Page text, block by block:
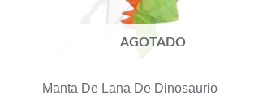
AGOTADO
Manta De Lana De Dinosaurio